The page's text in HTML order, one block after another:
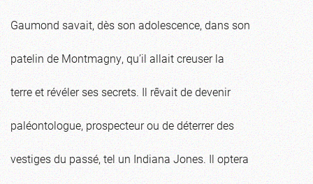
Gaumond savait, dès son adolescence, dans son
patelin de Montmagny, qu’il allait creuser la
terre et révéler ses secrets. Il rêvait de devenir
paléontologue, prospecteur ou de déterrer des
vestiges du passé, tel un Indiana Jones. Il optera